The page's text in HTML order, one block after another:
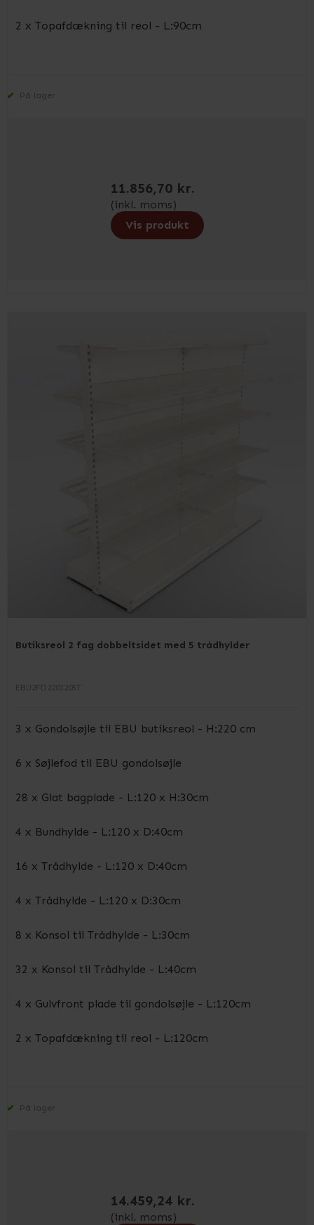
2 x Topafdækning til reol - L:90cm
På lager
11.856,70 kr.
(inkl. moms)
Vis produkt
Butiksreol 2 fag dobbeltsidet med 5 trådhylder
EBU2FD2201205T
3 x Gondolsøjle til EBU butiksreol - H:220 cm
6 x Søjlefod til EBU gondolsøjle
28 x Glat bagplade - L:120 x H:30cm
4 x Bundhylde - L:120 x D:40cm
16 x Trådhylde - L:120 x D:40cm
4 x Trådhylde - L:120 x D:30cm
8 x Konsol til Trådhylde - L:30cm
32 x Konsol til Trådhylde - L:40cm
4 x Gulvfront plade til gondolsøjle - L:120cm
2 x Topafdækning til reol - L:120cm
På lager
14.459,24 kr.
(inkl. moms)